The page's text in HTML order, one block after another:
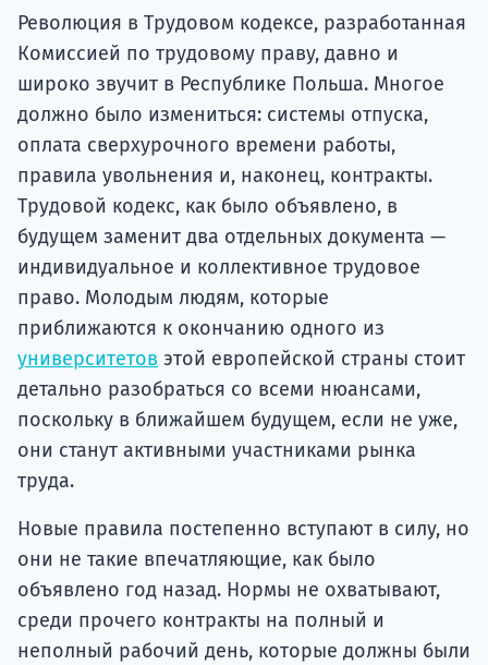
Революция в Трудовом кодексе, разработанная
Комиссией по трудовому праву, давно и
широко звучит в Республике Польша. Многое
должно было измениться: системы отпуска,
оплата сверхурочного времени работы,
правила увольнения и, наконец, контракты.
Трудовой кодекс, как было объявлено, в
будущем заменит два отдельных документа —
индивидуальное и коллективное трудовое
право. Молодым людям, которые
приближаются к окончанию одного из
университетов этой европейской страны стоит
детально разобраться со всеми нюансами,
поскольку в ближайшем будущем, если не уже,
они станут активными участниками рынка
труда.
Новые правила постепенно вступают в силу, но
они не такие впечатляющие, как было
объявлено год назад. Нормы не охватывают,
среди прочего контракты на полный и
неполный рабочий день, которые должны были